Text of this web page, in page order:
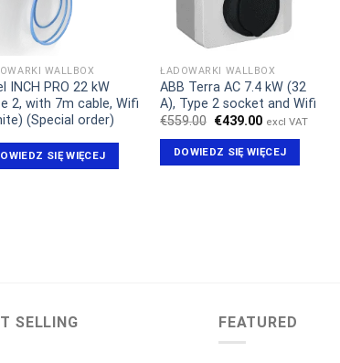
WALLBOX
INCH PRO 22 kW
2, with 7m cable, Wifi
(Special order)
SIĘ WIĘCEJ
ŁADOWARKI WALLBOX
ABB Terra AC 7.4 kW (32
A), Type 2 socket and Wifi
€559.00 Pierwotna
wynosiła:
€559.00.
€439.00Aktualna
wynosi:
€439.00.
excl VAT
DOWIEDZ SIĘ WIĘCEJ
SELLING FEATURED